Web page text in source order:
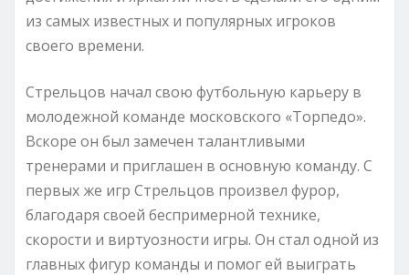
из самых известных и популярных игроков
своего времени.
Стрельцов начал свою футбольную карьеру в
молодежной команде московского «Торпедо».
Вскоре он был замечен талантливыми
тренерами и приглашен в основную команду. С
первых же игр Стрельцов произвел фурор,
благодаря своей беспримерной технике,
скорости и виртуозности игры. Он стал одной из
главных фигур команды и помог ей выиграть